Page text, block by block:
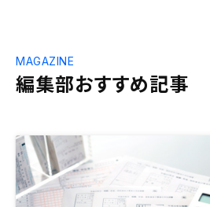
編集部おすすめ記事
MAGAZINE